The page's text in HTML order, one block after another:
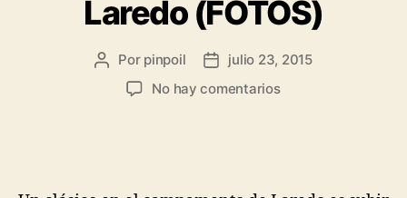
Laredo (FOTOS)
Por pinpoil
julio 23, 2015
No hay comentarios